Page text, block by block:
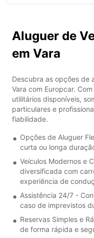
Aluguer de
em Vara
Descubra as opções de
Vara com Europcar.
utilitários disponíveis,
particulares e
fiabilidade.
Opções de Aluguer
curta ou longa
Veículos Modernos e
diversificada com
experiência de
Assistência 24/7 -
caso de imprevistos
Reservas Simples e
de forma rápida e